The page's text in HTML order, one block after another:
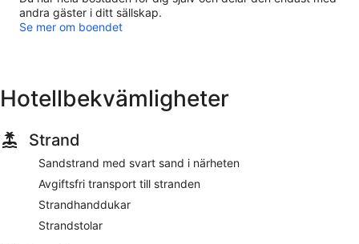
andra gäster i ditt sällskap.
Se mer om boendet
Hotellbekvämligheter
Strand
Sandstrand med svart sand i närheten
Avgiftsfri transport till stranden
Strandhanddukar
Strandstolar